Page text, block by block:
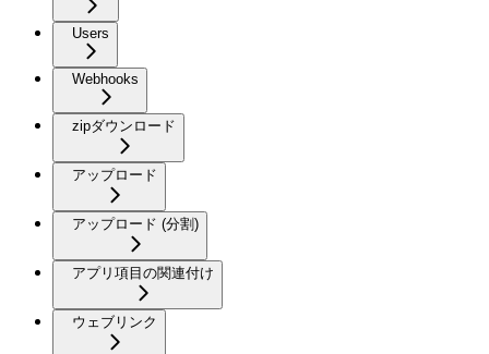
Users
Webhooks
zipダウンロード
アップロード
アップロード (分割)
アプリ項目の関連付け
ウェブリンク